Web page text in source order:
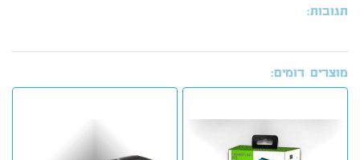
תגובות:
מוצרים דומים: